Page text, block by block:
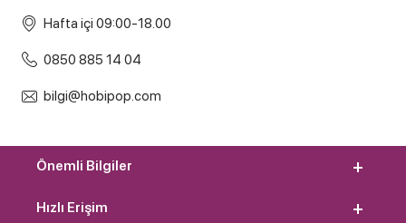
Hafta içi 09:00-18.00
0850 885 14 04
bilgi@hobipop.com
Önemli Bilgiler
Hızlı Erişim